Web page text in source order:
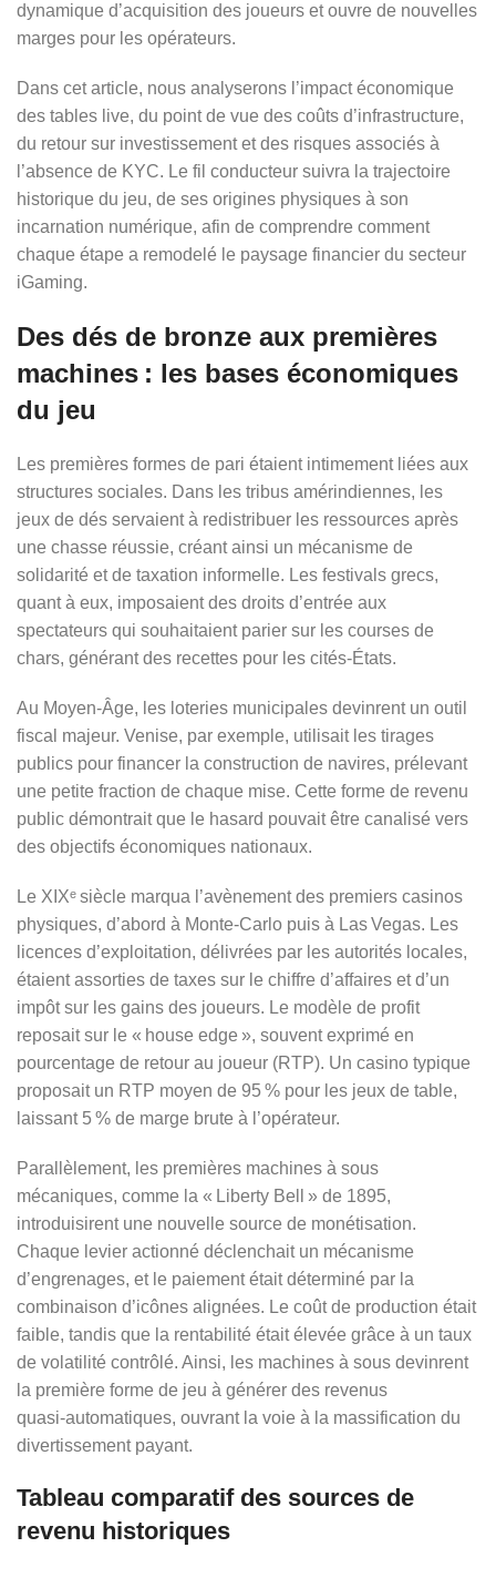
dynamique d’acquisition des joueurs et ouvre de nouvelles
marges pour les opérateurs.
Dans cet article, nous analyserons l’impact économique
des tables live, du point de vue des coûts d’infrastructure,
du retour sur investissement et des risques associés à
l’absence de KYC. Le fil conducteur suivra la trajectoire
historique du jeu, de ses origines physiques à son
incarnation numérique, afin de comprendre comment
chaque étape a remodelé le paysage financier du secteur
iGaming.
Des dés de bronze aux premières
machines : les bases économiques
du jeu
Les premières formes de pari étaient intimement liées aux
structures sociales. Dans les tribus amérindiennes, les
jeux de dés servaient à redistribuer les ressources après
une chasse réussie, créant ainsi un mécanisme de
solidarité et de taxation informelle. Les festivals grecs,
quant à eux, imposaient des droits d’entrée aux
spectateurs qui souhaitaient parier sur les courses de
chars, générant des recettes pour les cités‑États.
Au Moyen‑Âge, les loteries municipales devinrent un outil
fiscal majeur. Venise, par exemple, utilisait les tirages
publics pour financer la construction de navires, prélevant
une petite fraction de chaque mise. Cette forme de revenu
public démontrait que le hasard pouvait être canalisé vers
des objectifs économiques nationaux.
Le XIXᵉ siècle marqua l’avènement des premiers casinos
physiques, d’abord à Monte‑Carlo puis à Las Vegas. Les
licences d’exploitation, délivrées par les autorités locales,
étaient assorties de taxes sur le chiffre d’affaires et d’un
impôt sur les gains des joueurs. Le modèle de profit
reposait sur le « house edge », souvent exprimé en
pourcentage de retour au joueur (RTP). Un casino typique
proposait un RTP moyen de 95 % pour les jeux de table,
laissant 5 % de marge brute à l’opérateur.
Parallèlement, les premières machines à sous
mécaniques, comme la « Liberty Bell » de 1895,
introduisirent une nouvelle source de monétisation.
Chaque levier actionné déclenchait un mécanisme
d’engrenages, et le paiement était déterminé par la
combinaison d’icônes alignées. Le coût de production était
faible, tandis que la rentabilité était élevée grâce à un taux
de volatilité contrôlé. Ainsi, les machines à sous devinrent
la première forme de jeu à générer des revenus
quasi‑automatiques, ouvrant la voie à la massification du
divertissement payant.
Tableau comparatif des sources de
revenu historiques